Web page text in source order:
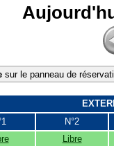
sur le panneau de
N°2
Libre